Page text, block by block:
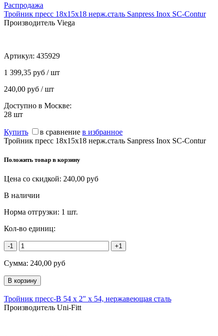
Распродажа
Тройник пресс 18х15х18 нерж.сталь Sanpress Inox SC-Contur
Производитель Viega
Артикул: 435929
1 399,35 руб / шт
240,00 руб / шт
Доступно в Москве:
28 шт
Купить в сравнение в избранное
Тройник пресс 18х15х18 нерж.сталь Sanpress Inox SC-Contur
Положить товар в корзину
Цена со скидкой: 240,00 руб
В наличии
Норма отгрузки: 1 шт.
Кол-во единиц:
-1 +1
Сумма: 240,00 руб
Тройник пресс-В 54 х 2" х 54, нержавеющая сталь
Производитель Uni-Fitt